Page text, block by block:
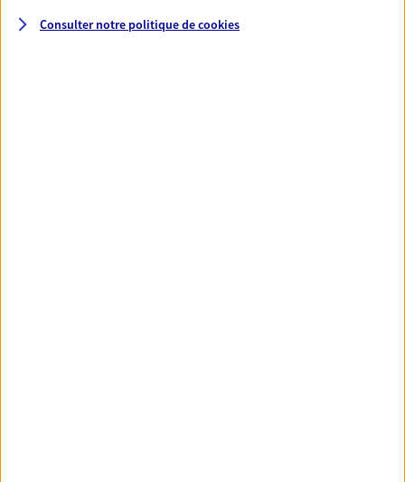
Consulter notre politique decookies